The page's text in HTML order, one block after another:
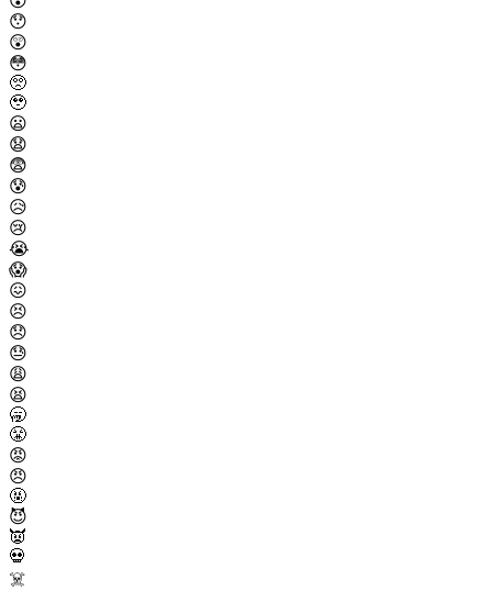
😯
😲
😳
🥺
🥹
😦
😧
😨
😰
😥
😢
😭
😱
😖
😣
😞
😓
😩
😫
🥱
😤
😡
😠
🤬
😈
👿
💀
☠️